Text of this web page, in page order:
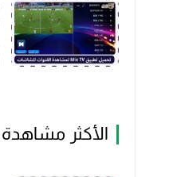
الأكثر مشاهدة